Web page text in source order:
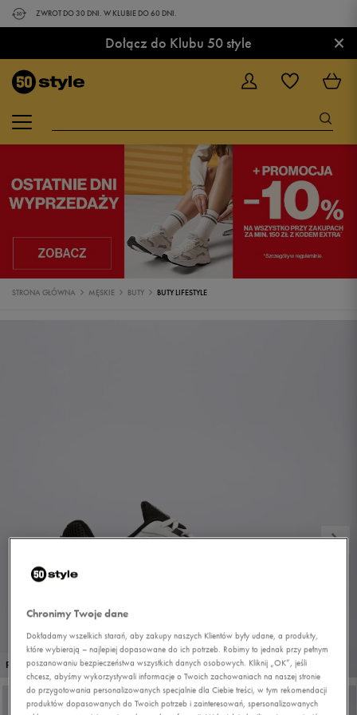
ZWROT DO 30 DNI. W KLUBIE DO 60 DNI.
Dołącz do Klubu 50 style ×
STRONA GŁÓWNA MĘSKIE BUTY BUTY LIFESTYLE
PROMO: DO -30%
Chronimy Twoje dane
Dokładamy wszelkich starań, aby zakupy naszych Klientów były udane, a produkty,
które wybierają – najlepiej dopasowane do ich potrzeb. Robimy to jednak przy pełnym
poszanowaniu bezpieczeństwa wszystkich danych osobowych. Kliknij „OK”, jeśli
chcesz, abyśmy wykorzystywali informacje o Twoich zachowaniach na naszej stronie
do przygotowania personalizowanych specjalnie dla Ciebie treści, w tym rekomendacji
produktów dopasowanych do Twoich potrzeb i zainteresowań, spersonalizowanych